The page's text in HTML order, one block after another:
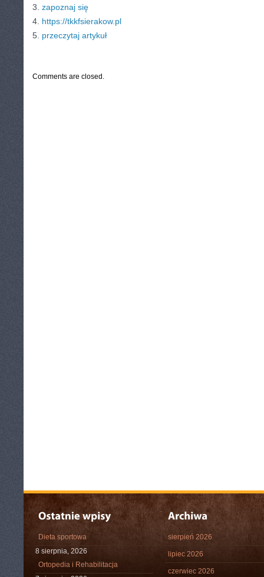
3. zapoznaj się
4. https://tkkfsierakow.pl
5. przeczytaj artykuł
Comments are closed.
Dieta sportowa
8 sierpnia, 2026
Ortopedia i Rehabilitacja
sierpień 2026
lipiec 2026
czerwiec 2026